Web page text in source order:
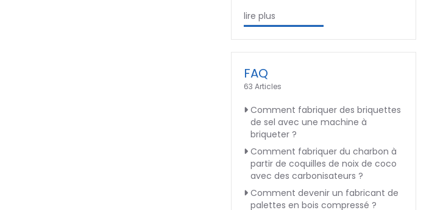
lire plus
FAQ
63 Articles
Comment fabriquer des briquettes
de sel avec une machine à
briqueter ?
Comment fabriquer du charbon à
partir de coquilles de noix de coco
avec des carbonisateurs ?
Comment devenir un fabricant de
palettes en bois compressé ?